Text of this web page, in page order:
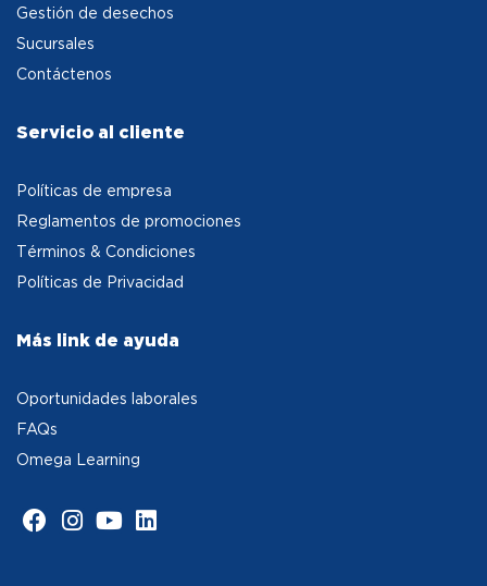
Gestión de desechos
Sucursales
Contáctenos
Servicio al cliente
Políticas de empresa
Reglamentos de promociones
Términos & Condiciones
Políticas de Privacidad
Más link de ayuda
Oportunidades laborales
FAQs
Omega Learning